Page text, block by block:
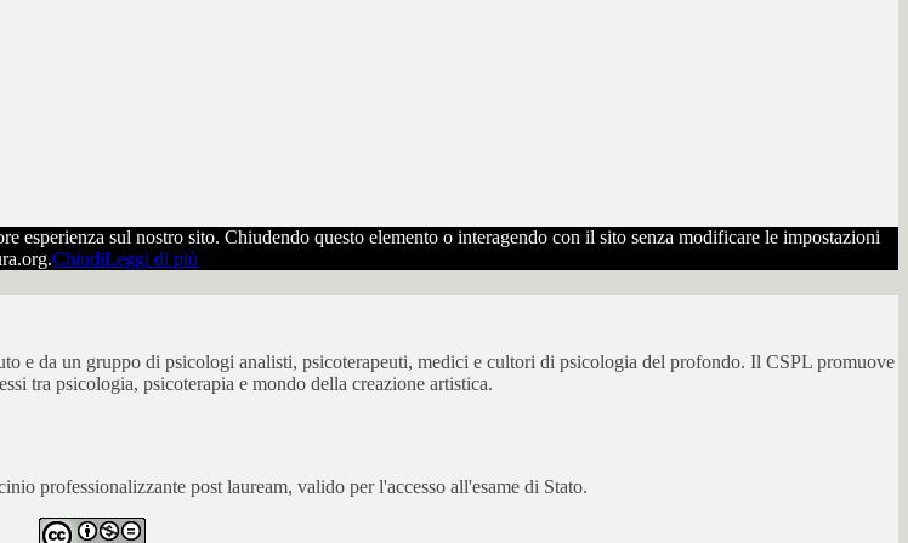
sul nostro sito. Chiudendo questo elemento o interagendo con il sito senza modificare le impostazioni
ChiudiLeggi di più
e da un gruppo di psicologi analisti, psicoterapeuti, medici e cultori di psicologia del profondo. Il CSPL promuove
tra psicologia, psicoterapia e mondo della creazione artistica.
professionalizzante post lauream, valido per l'accesso all'esame di Stato.